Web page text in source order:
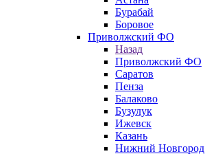
Бурабай
Боровое
Приволжский ФО
Назад
Приволжский ФО
Саратов
Пенза
Балаково
Бузулук
Ижевск
Казань
Нижний Новгород